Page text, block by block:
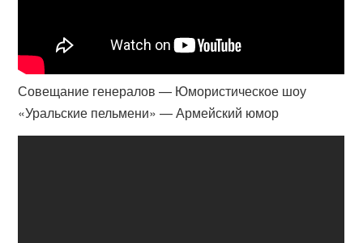
Совещание генералов — Юмористическое шоу
«Уральские пельмени» — Армейский юмор